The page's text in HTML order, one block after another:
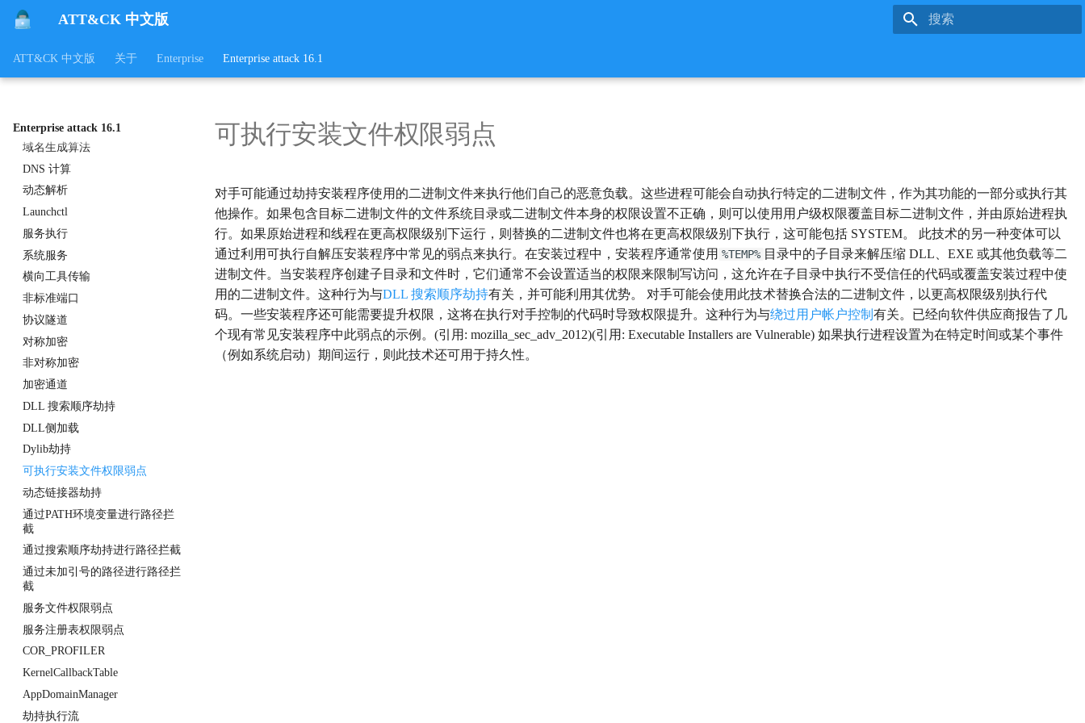
ATT&CK 中文版
ATT&CK 中文版 关于 Enterprise Enterprise attack 16.1
Enterprise attack 16.1
外传到代码库
外传到文本存储站点
通过 Webhook 外传
快速变换DNS
域名生成算法
DNS 计算
动态解析
Launchctl
服务执行
系统服务
横向工具传输
非标准端口
协议隧道
对称加密
非对称加密
加密通道
DLL 搜索顺序劫持
DLL侧加载
Dylib劫持
可执行安装文件权限弱点
动态链接器劫持
通过PATH环境变量进行路径拦
截
通过搜索顺序劫持进行路径拦截
通过未加引号的路径进行路径拦
截
服务文件权限弱点
服务注册表权限弱点
COR_PROFILER
KernelCallbackTable
AppDomainManager
劫持执行流
可执行安装文件权限弱点
对手可能通过劫持安装程序使用的二进制文件来执行他们自己的恶意负载。这些进程可能会自动执行特定的二进制文件，作为其功能的一部分或执行其
他操作。如果包含目标二进制文件的文件系统目录或二进制文件本身的权限设置不正确，则可以使用用户级权限覆盖目标二进制文件，并由原始进程执
行。如果原始进程和线程在更高权限级别下运行，则替换的二进制文件也将在更高权限级别下执行，这可能包括 SYSTEM。 此技术的另一种变体可以
通过利用可执行自解压安装程序中常见的弱点来执行。在安装过程中，安装程序通常使用 %TEMP% 目录中的子目录来解压缩 DLL、EXE 或其他负载等二
进制文件。当安装程序创建子目录和文件时，它们通常不会设置适当的权限来限制写访问，这允许在子目录中执行不受信任的代码或覆盖安装过程中使
用的二进制文件。这种行为与DLL 搜索顺序劫持有关，并可能利用其优势。 对手可能会使用此技术替换合法的二进制文件，以更高权限级别执行代
码。一些安装程序还可能需要提升权限，这将在执行对手控制的代码时导致权限提升。这种行为与绕过用户帐户控制 有关。已经向软件供应商报告了几
个现有常见安装程序中此弱点的示例。(引用: mozilla_sec_adv_2012)(引用: Executable Installers are Vulnerable) 如果执行进程设置为在特定时间或某个事件
（例如系统启动）期间运行，则此技术还可用于持久性。